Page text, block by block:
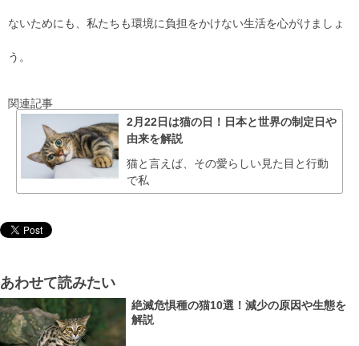
ないためにも、私たちも環境に負担をかけない生活を心がけましょ
う。
関連記事
2月22日は猫の日！日本と世界の制定日や
由来を解説
猫と言えば、その愛らしい見た目と行動
で私
あわせて読みたい
絶滅危惧種の猫10選！減少の原因や生態を
解説